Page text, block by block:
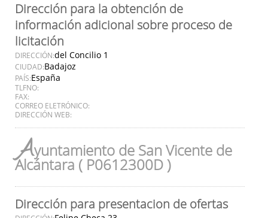
Dirección para la obtención de
información adicional sobre proceso de
licitación
DIRECCIÓN:del Concilio 1
CIUDAD:Badajoz
PAÍS:España
TLFNO:
FAX:
CORREO ELETRÓNICO:
DIRECCIÓN WEB:
Ayuntamiento de San Vicente de
Alcántara ( P0612300D )
Dirección para presentacion de ofertas